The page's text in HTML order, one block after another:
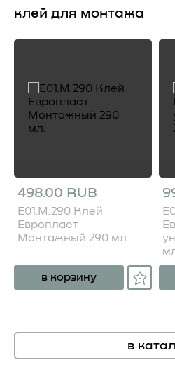
клей для монтажа
498.00 RUB
E01.M.290 Клей
Европласт
Монтажный 290 мл.
в корзину
в